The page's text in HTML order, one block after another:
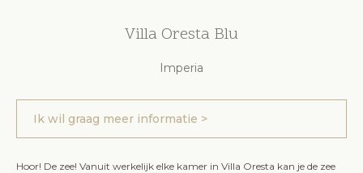
Villa Oresta Blu
Imperia
Ik wil graag meer informatie >
Hoor! De zee! Vanuit werkelijk elke kamer in Villa Oresta kan je de zee